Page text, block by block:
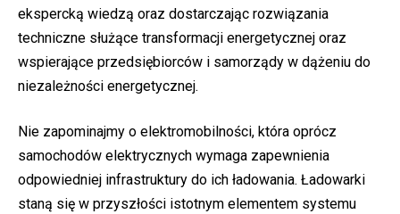
ekspercką wiedzą oraz dostarczając rozwiązania
techniczne służące transformacji energetycznej oraz
wspierające przedsiębiorców i samorządy w dążeniu do
niezależności energetycznej.
Nie zapominajmy o elektromobilności, która oprócz
samochodów elektrycznych wymaga zapewnienia
odpowiedniej infrastruktury do ich ładowania. Ładowarki
staną się w przyszłości istotnym elementem systemu